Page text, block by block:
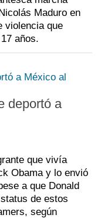
Maduro en
violencia que
años.
deportó a
que vivía
Obama y lo envió
a que Donald
de estos
según